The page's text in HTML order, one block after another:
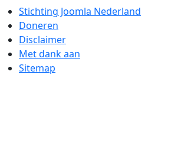
Stichting Joomla Nederland
Doneren
Disclaimer
Met dank aan
Sitemap